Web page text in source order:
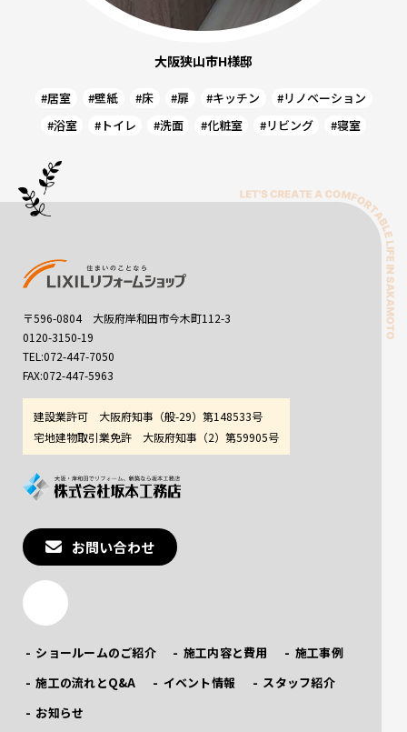
大阪狭山市H様邸
#居室 #壁紙 #床 #扉 #キッチン
#リノベーション
#浴室
#トイレ #洗面 #化粧室 #リビング #寝室
〒596-0804 大阪府岸和田市今木町112-3
0120-3150-19
TEL:072-447-7050
FAX:072-447-5963
建設業許可 大阪府知事（般-29）第148533号
宅地建物取引業免許 大阪府知事（2）第59905号
ショールームのご紹介 施工内容と費用
施工事例
施工の流れとQ&A
イベント情報
スタッフ紹介
お知らせ
お問い合わせ